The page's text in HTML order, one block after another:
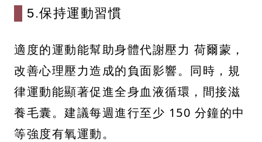
5.保持運動習慣
適度的運動能幫助身體代謝壓力 荷爾蒙，
改善心理壓力造成的負面影響。同時，規
律運動能顯著促進全身血液循環，間接滋
養毛囊。建議每週進行至少 150 分鐘的中
等強度有氧運動。